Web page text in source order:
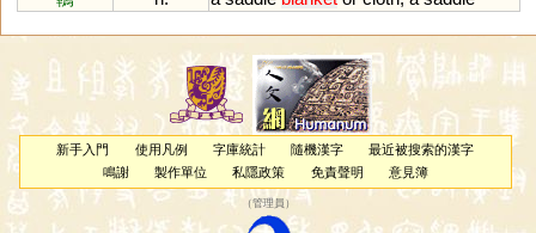
新手入門 使用凡例 字庫統計 隨機漢字
最近被搜索的漢字
鳴謝
製作單位 私隱政策 免責聲明 意見簿
（管理員 ）